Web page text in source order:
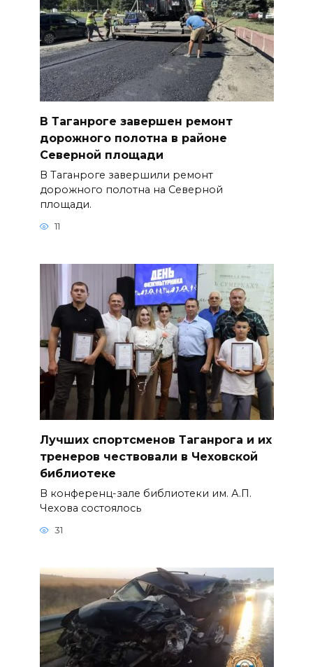
В Таганроге завершен ремонт
дорожного полотна в районе
Северной площади
В Таганроге завершили ремонт
дорожного полотна на Северной
площади.
11
Лучших спортсменов Таганрога и их
тренеров чествовали в Чеховской
библиотеке
В конференц-зале библиотеки им. А.П.
Чехова состоялось
31